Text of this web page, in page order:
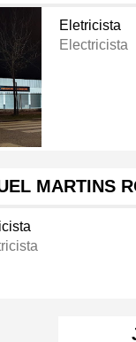
Eletricista
Electricista
MARTINS